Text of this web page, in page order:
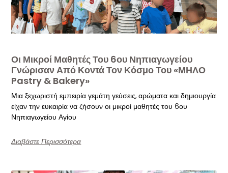
Οι Μικροί Μαθητές Του 6ου Νηπιαγωγείου
Γνώρισαν Από Κοντά Τον Κόσμο Του «ΜΗΛΟ
Pastry & Bakery»
Μια ξεχωριστή εμπειρία γεμάτη γεύσεις, αρώματα και δημιουργία
είχαν την ευκαιρία να ζήσουν οι μικροί μαθητές του 6ου
Νηπιαγωγείου Αγίου
Διαβάστε Περισσότερα